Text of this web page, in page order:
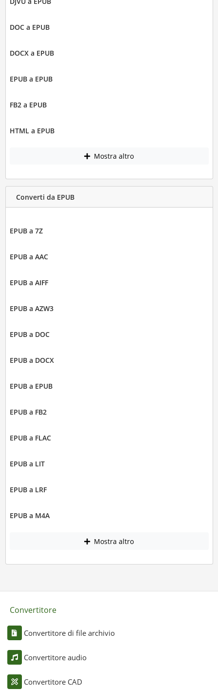
DOC a EPUB
DOCX a EPUB
EPUB a EPUB
FB2 a EPUB
HTML a EPUB
Mostra altro
Converti da EPUB
EPUB a 7Z
EPUB a AAC
EPUB a AIFF
EPUB a AZW3
EPUB a DOC
EPUB a DOCX
EPUB a EPUB
EPUB a FB2
EPUB a FLAC
EPUB a LIT
EPUB a LRF
EPUB a M4A
Mostra altro
Convertitore
Convertitore di file archivio
Convertitore audio
Convertitore CAD